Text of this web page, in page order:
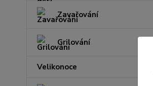
Zavařování
Grilování
Velikonoce